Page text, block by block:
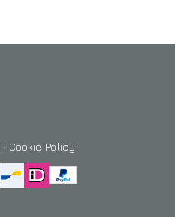
· Cookie Policy